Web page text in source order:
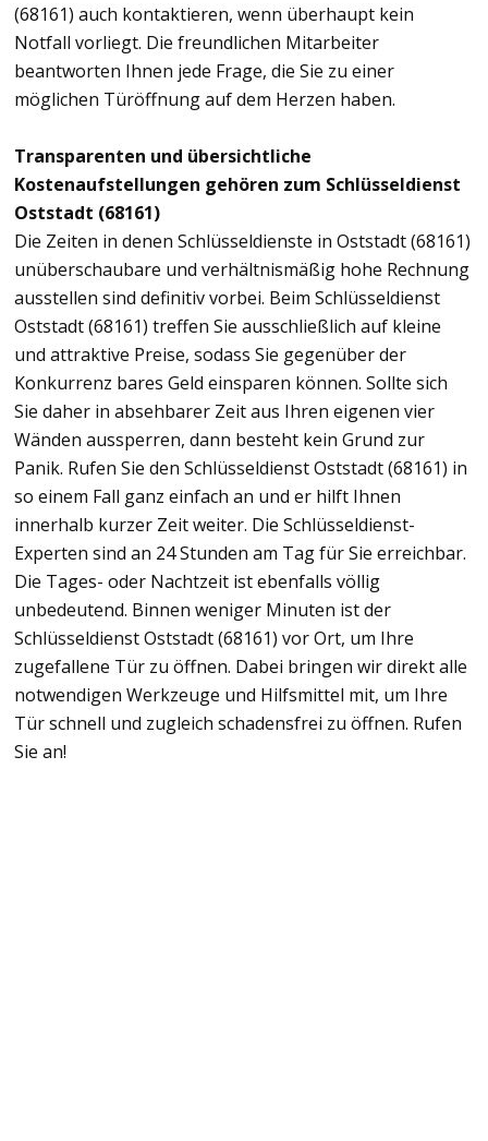
(68161) auch kontaktieren, wenn überhaupt kein
Notfall vorliegt. Die freundlichen Mitarbeiter
beantworten Ihnen jede Frage, die Sie zu einer
möglichen Türöffnung auf dem Herzen haben.
Transparenten und übersichtliche
Kostenaufstellungen gehören zum Schlüsseldienst
Oststadt (68161)
Die Zeiten in denen Schlüsseldienste in Oststadt (68161)
unüberschaubare und verhältnismäßig hohe Rechnung
ausstellen sind definitiv vorbei. Beim Schlüsseldienst
Oststadt (68161) treffen Sie ausschließlich auf kleine
und attraktive Preise, sodass Sie gegenüber der
Konkurrenz bares Geld einsparen können. Sollte sich
Sie daher in absehbarer Zeit aus Ihren eigenen vier
Wänden aussperren, dann besteht kein Grund zur
Panik. Rufen Sie den Schlüsseldienst Oststadt (68161) in
so einem Fall ganz einfach an und er hilft Ihnen
innerhalb kurzer Zeit weiter. Die Schlüsseldienst-
Experten sind an 24 Stunden am Tag für Sie erreichbar.
Die Tages- oder Nachtzeit ist ebenfalls völlig
unbedeutend. Binnen weniger Minuten ist der
Schlüsseldienst Oststadt (68161) vor Ort, um Ihre
zugefallene Tür zu öffnen. Dabei bringen wir direkt alle
notwendigen Werkzeuge und Hilfsmittel mit, um Ihre
Tür schnell und zugleich schadensfrei zu öffnen. Rufen
Sie an!